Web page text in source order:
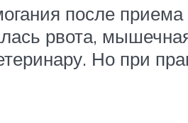
после
рвота,
Но при